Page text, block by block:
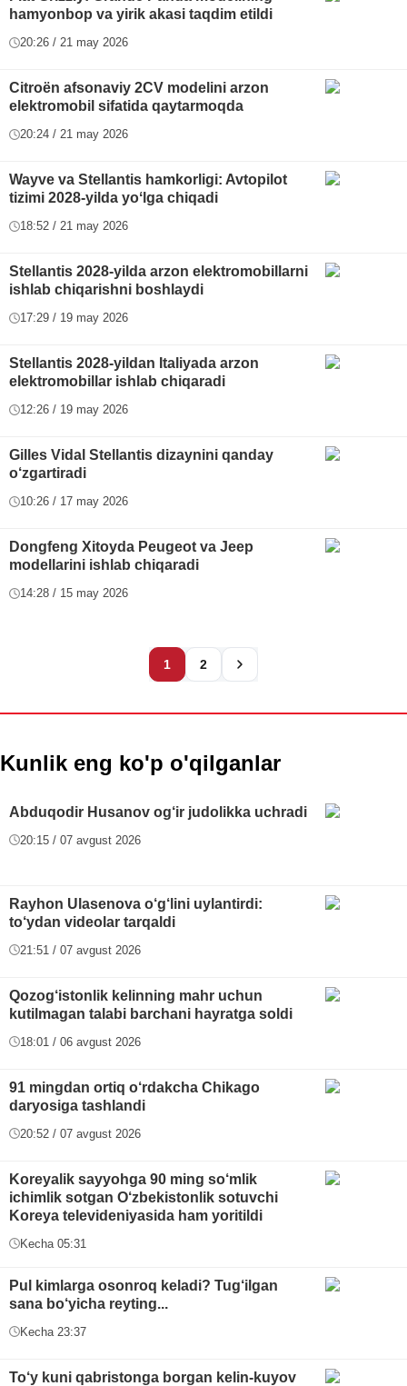
hamyonbop va yirik akasi taqdim etildi
20:26 / 21 may 2026
Citroën afsonaviy 2CV modelini arzon
elektromobil sifatida qaytarmoqda
20:24 / 21 may 2026
Wayve va Stellantis hamkorligi: Avtopilot
tizimi 2028-yilda yoʻlga chiqadi
18:52 / 21 may 2026
Stellantis 2028-yilda arzon elektromobillarni
ishlab chiqarishni boshlaydi
17:29 / 19 may 2026
Stellantis 2028-yildan Italiyada arzon
elektromobillar ishlab chiqaradi
12:26 / 19 may 2026
Gilles Vidal Stellantis dizaynini qanday
o‘zgartiradi
10:26 / 17 may 2026
Dongfeng Xitoyda Peugeot va Jeep
modellarini ishlab chiqaradi
14:28 / 15 may 2026
1 2
Kunlik eng ko'p o'qilganlar
Abduqodir Husanov og‘ir judolikka uchradi
20:15 / 07 avgust 2026
Rayhon Ulasenova o‘g‘lini uylantirdi:
to‘ydan videolar tarqaldi
21:51 / 07 avgust 2026
Qozog‘istonlik kelinning mahr uchun
kutilmagan talabi barchani hayratga soldi
18:01 / 06 avgust 2026
91 mingdan ortiq o‘rdakcha Chikago
daryosiga tashlandi
20:52 / 07 avgust 2026
Koreyalik sayyohga 90 ming so‘mlik
ichimlik sotgan O‘zbekistonlik sotuvchi
Koreya televideniyasida ham yoritildi
Kecha 05:31
Pul kimlarga osonroq keladi? Tug‘ilgan
sana bo‘yicha reyting...
Kecha 23:37
To‘y kuni qabristonga borgan kelin-kuyov